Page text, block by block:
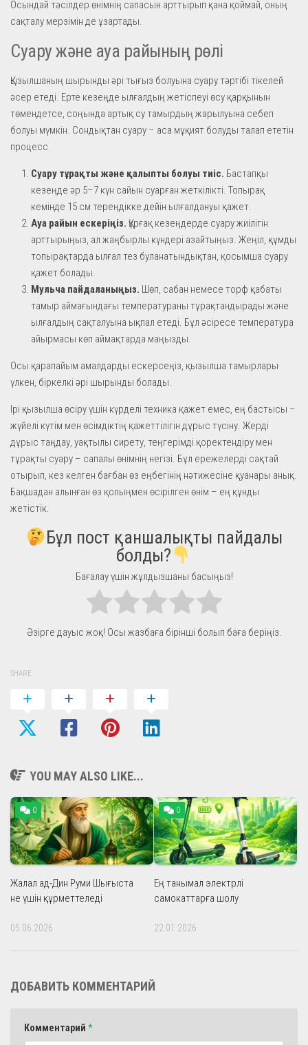
Осындай тәсілдер өнімнің сапасын арттырып қана қоймай, оның
сақталу мерзімін де ұзартады.
Суару және ауа райының рөлі
Қызылшаның шырынды әрі тығыз болуына суару тәртібі тікелей
әсер етеді. Ерте кезеңде ылғалдың жетіспеуі өсу қарқынын
төмендетсе, соңында артық су тамырдың жарылуына себеп
болуы мүмкін. Сондықтан суару – аса мұқият болуды талап ететін
процесс.
Суару тұрақты және қалыпты болуы тиіс. Бастапқы
кезеңде әр 5–7 күн сайын суарған жеткілікті. Топырақ
кемінде 15 см тереңдікке дейін ылғалдануы қажет.
Ауа райын ескеріңіз. Құрғақ кезеңдерде суару жиілігін
арттырыңыз, ал жаңбырлы күндері азайтыңыз. Жеңіл, құмды
топырақтарда ылғал тез буланатындықтан, қосымша суару
қажет болады.
Мульча пайдаланыңыз. Шөп, сабан немесе торф қабаты
тамыр аймағындағы температураны тұрақтандырады және
ылғалдың сақталуына ықпал етеді. Бұл әсіресе температура
айырмасы көп аймақтарда маңызды.
Осы қарапайым амалдарды ескерсеңіз, қызылша тамырлары
үлкен, біркелкі әрі шырынды болады.
Ірі қызылша өсіру үшін күрделі техника қажет емес, ең бастысы –
жүйелі күтім мен өсімдіктің қажеттілігін дұрыс түсіну. Жерді
дұрыс таңдау, уақтылы сирету, теңгерімді қоректендіру мен
тұрақты суару – сапалы өнімнің негізі. Бұл ережелерді сақтай
отырып, кез келген бағбан өз еңбегінің нәтижесіне қуанары анық.
Бақшадан алынған өз қолыңмен өсірілген өнім – ең құнды
жетістік.
Бұл пост қаншалықты пайдалы
болды?
Бағалау үшін жұлдызшаны басыңыз!
Әзірге дауыс жоқ! Осы жазбаға бірінші болып баға беріңіз.
SHARE
YOU MAY ALSO LIKE...
0
Жалал ад-Дин Руми Шығыста
не үшін құрметтеледі
05.06.2026
0
Ең танымал электрлі
самокаттарға шолу
22.01.2026
ДОБАВИТЬ КОММЕНТАРИЙ
Комментарий *